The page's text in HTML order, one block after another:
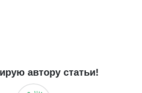
автору статьи!